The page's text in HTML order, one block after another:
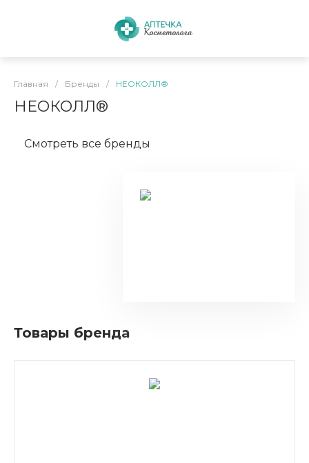
Главная / Бренды / НЕОКОЛЛ®
НЕОКОЛЛ®
Смотреть все бренды
Товары бренда